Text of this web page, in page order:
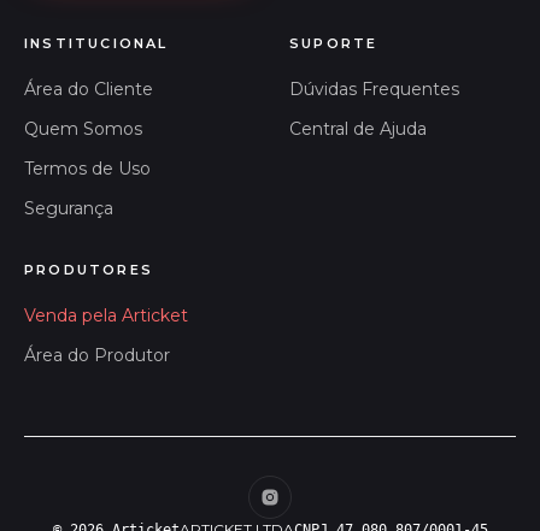
INSTITUCIONAL
Área do Cliente
Quem Somos
Termos de Uso
Segurança
SUPORTE
Dúvidas Frequentes
Central de Ajuda
PRODUTORES
Venda pela Articket
Área do Produtor